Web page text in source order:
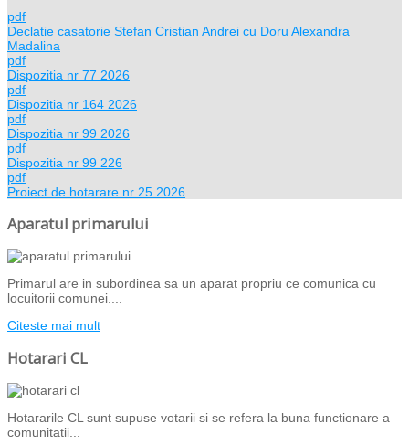
pdf
Declatie casatorie Stefan Cristian Andrei cu Doru Alexandra
Madalina
pdf
Dispozitia nr 77 2026
pdf
Dispozitia nr 164 2026
pdf
Dispozitia nr 99 2026
pdf
Dispozitia nr 99 226
pdf
Proiect de hotarare nr 25 2026
Aparatul primarului
Primarul are in subordinea sa un aparat propriu ce comunica cu
locuitorii comunei....
Citeste mai mult
Hotarari CL
Hotararile CL sunt supuse votarii si se refera la buna functionare a
comunitatii...